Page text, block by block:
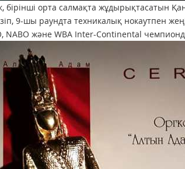
бірінші орта салмақта жұдырықтасатын
9-шы раундта техникалық нокаутпен
NABO және WBA Inter-Continental